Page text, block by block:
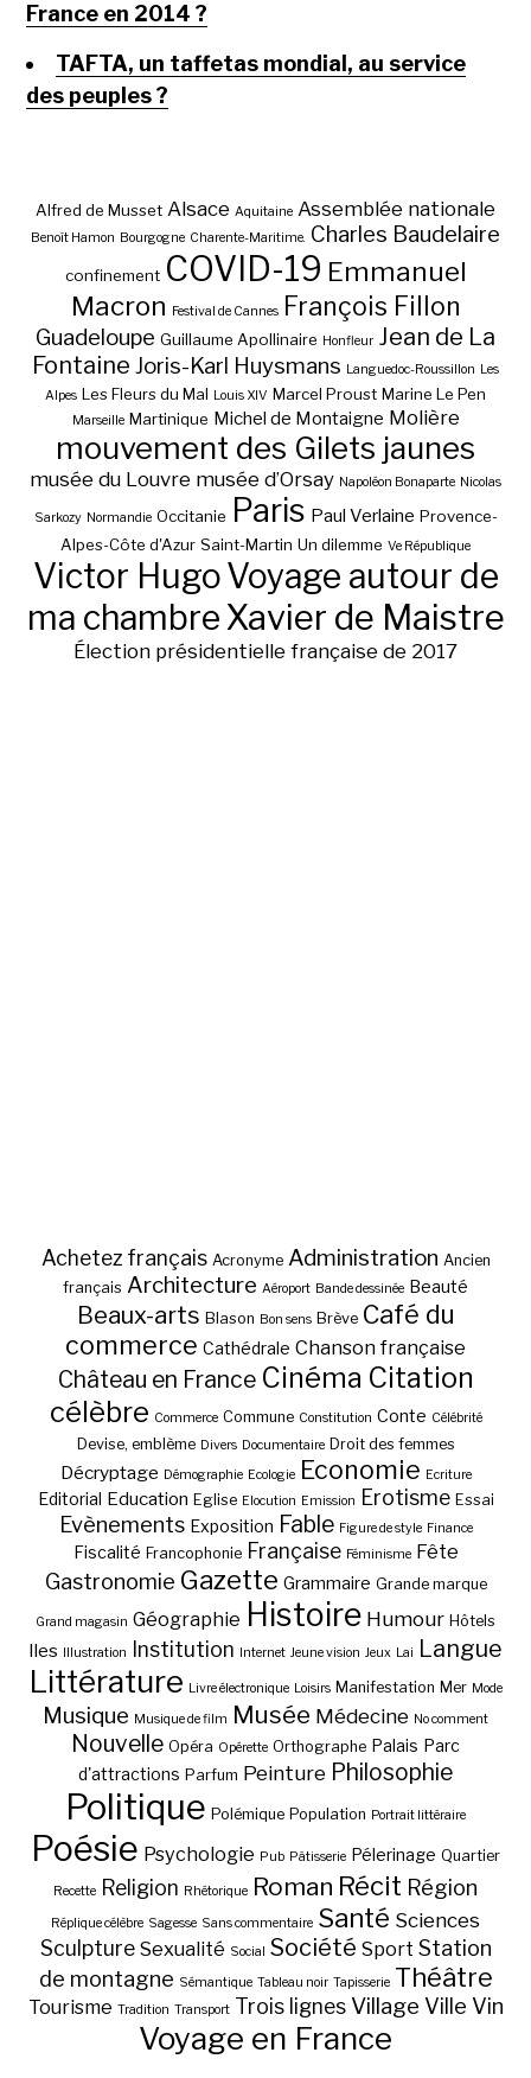
France en 2014 ?
TAFTA, un taffetas mondial, au service
des peuples ?
Alfred de Musset Alsace Aquitaine Assemblée nationale
Benoît Hamon Bourgogne Charente-Maritime. Charles Baudelaire
confinement COVID-19 Emmanuel
Macron
Festival de Cannes François Fillon
Guadeloupe Guillaume Apollinaire Honfleur Jean de La
Fontaine Joris-Karl Huysmans Languedoc-Roussillon Les
Alpes Les Fleurs du Mal Louis XIV Marcel Proust Marine Le Pen
Marseille Martinique Michel de Montaigne Molière
mouvement des Gilets jaunes
musée du Louvre musée d’Orsay Napoléon Bonaparte Nicolas
Sarkozy Normandie Occitanie Paris Paul Verlaine Provence-
Alpes-Côte d'Azur Saint-Martin Un dilemme Ve République
Victor HugoVoyage autour de
ma chambreXavier de Maistre
Élection présidentielle française de 2017
Achetez français Acronyme Administration Ancien
français Architecture Aéroport Bande dessinée Beauté
Beaux-arts Blason Bon sens Brève Café du
commerce Cathédrale Chanson française
Château en France Cinéma Citation
célèbre Commerce Commune Constitution Conte Célébrité
Devise, emblème Divers Documentaire Droit des femmes
Décryptage Démographie Ecologie Economie Ecriture
Editorial Education Eglise Elocution Emission Erotisme Essai
Evènements Exposition Fable Figure de style Finance
Fiscalité Francophonie Française Féminisme Fête
Gastronomie Gazette Grammaire Grande marque
Grand magasin Géographie Histoire Humour Hôtels
Iles Illustration Institution Internet Jeune vision Jeux Lai Langue
Littérature Livre électronique Loisirs Manifestation Mer Mode
Musique Musique de film Musée Médecine No comment
Nouvelle Opéra Opérette Orthographe Palais Parc
d'attractions Parfum Peinture Philosophie
Politique Polémique Population Portrait littéraire
Poésie Psychologie Pub Pâtisserie Pélerinage Quartier
Recette Religion Rhétorique Roman Récit Région
Réplique célèbre Sagesse Sans commentaire Santé Sciences
Sculpture Sexualité Social Société Sport Station
de montagne Sémantique Tableau noir Tapisserie Théâtre
Tourisme Tradition Transport Trois lignes Village Ville Vin
Voyage en France